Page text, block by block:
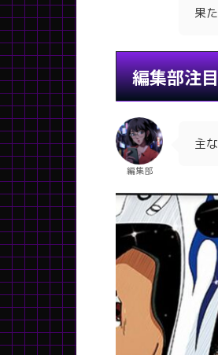
果
編集部注
編集部
主